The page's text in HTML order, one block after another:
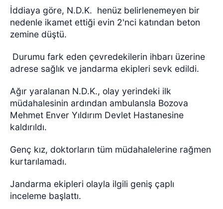
İddiaya göre, N.D.K. henüz belirlenemeyen bir
nedenle ikamet ettiği evin 2'nci katından beton
zemine düştü.
Durumu fark eden çevredekilerin ihbarı üzerine
adrese sağlık ve jandarma ekipleri sevk edildi.
Ağır yaralanan N.D.K., olay yerindeki ilk
müdahalesinin ardından ambulansla Bozova
Mehmet Enver Yıldırım Devlet Hastanesine
kaldırıldı.
Genç kız, doktorların tüm müdahalelerine rağmen
kurtarılamadı.
Jandarma ekipleri olayla ilgili geniş çaplı
inceleme başlattı.